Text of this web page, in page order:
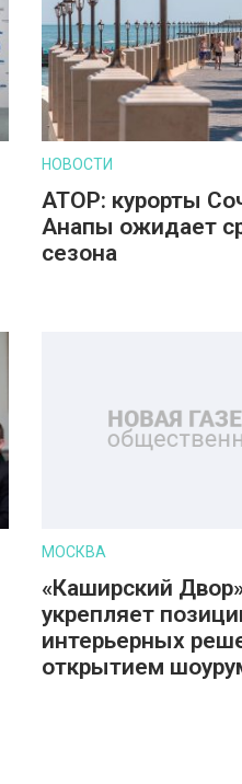
НОВОСТИ
АТОР: курорты
Анапы ожидает
сезона
МОСКВА
«Каширский
укрепляет
интерьерных
открытием